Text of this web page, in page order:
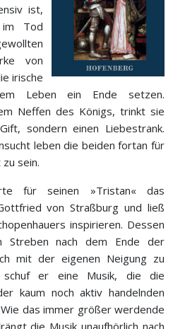
ist,
Tod
von
irische
Leben ein Ende setzen.
Neffen des Königs, trinkt sie
sondern einen Liebestrank.
leben die beiden fortan für
sein.
für seinen »Tristan« das
von Straßburg und ließ
inspirieren. Dessen
Streben nach dem Ende der
mit der eigenen Neigung zu
schuf er eine Musik, die die
kaum noch aktiv handelnden
das immer größer werdende
die Musik unaufhörlich nach